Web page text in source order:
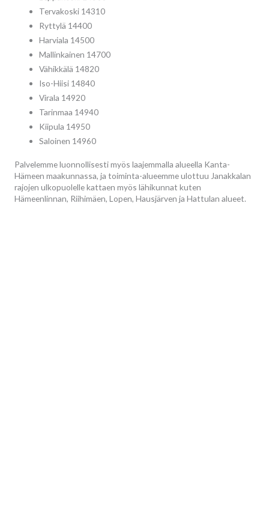
Tervakoski 14310
Ryttylä 14400
Harviala 14500
Mallinkainen 14700
Vähikkälä 14820
Iso-Hiisi 14840
Virala 14920
Tarinmaa 14940
Kiipula 14950
Saloinen 14960
Palvelemme luonnollisesti myös laajemmalla alueella Kanta-
Hämeen maakunnassa, ja toiminta-alueemme ulottuu Janakkalan
rajojen ulkopuolelle kattaen myös lähikunnat kuten
Hämeenlinnan, Riihimäen, Lopen, Hausjärven ja Hattulan alueet.